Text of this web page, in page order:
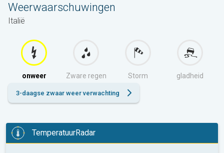
Weerwaarschuwingen
Italië
onweer Zware regen Storm gladheid
3-daagse zwaar weer verwachting
TemperatuurRadar